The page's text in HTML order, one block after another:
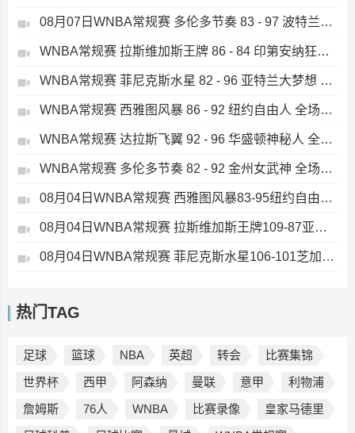
08月07日WNBA常规赛 多伦多节奏 83 - 97 波特兰火焰 集锦
WNBA常规赛 拉斯维加斯王牌 86 - 84 印第安纳狂热 全场集锦
WNBA常规赛 菲尼克斯水星 82 - 96 亚特兰大梦想 全场集锦
WNBA常规赛 西雅图风暴 86 - 92 纽约自由人 全场集锦
WNBA常规赛 达拉斯飞翼 92 - 96 华盛顿神秘人 全场集锦
WNBA常规赛 多伦多节奏 82 - 92 金州女武神 全场集锦
08月04日WNBA常规赛 西雅图风暴83-95纽约自由人 全场集锦
08月04日WNBA常规赛 拉斯维加斯王牌109-87亚特兰大梦想 全场集锦
08月04日WNBA常规赛 菲尼克斯水星106-101芝加哥天空 全场集锦
热门TAG
足球 篮球 NBA 英超 转会
比赛集锦
世界杯
西甲 阿森纳 曼联 意甲
利物浦
詹姆斯
76人 WNBA 比赛录像
皇家马德里